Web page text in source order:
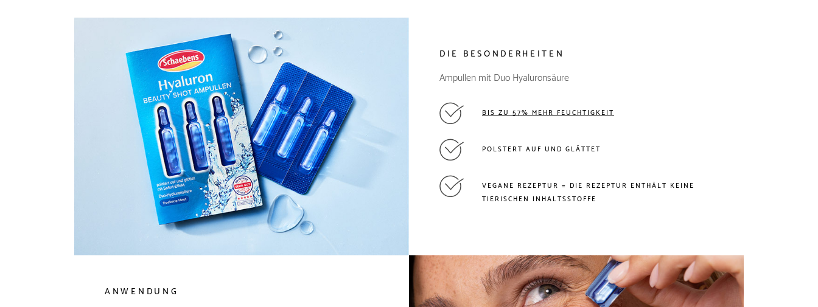
DIE BESONDERHEITEN
Ampullen mit Duo Hyaluronsäure
BIS ZU 57% MEHR FEUCHTIGKEIT
POLSTERT AUF UND GLÄTTET
VEGANE REZEPTUR = DIE REZEPTUR ENTHÄLT KEINE
TIERISCHEN INHALTSSTOFFE
ANWENDUNG